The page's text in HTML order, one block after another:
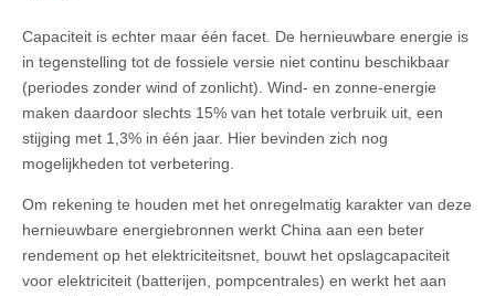
Capaciteit is echter maar één facet. De hernieuwbare energie is
in tegenstelling tot de fossiele versie niet continu beschikbaar
(periodes zonder wind of zonlicht). Wind- en zonne-energie
maken daardoor slechts 15% van het totale verbruik uit, een
stijging met 1,3% in één jaar. Hier bevinden zich nog
mogelijkheden tot verbetering.
Om rekening te houden met het onregelmatig karakter van deze
hernieuwbare energiebronnen werkt China aan een beter
rendement op het elektriciteitsnet, bouwt het opslagcapaciteit
voor elektriciteit (batterijen, pompcentrales) en werkt het aan